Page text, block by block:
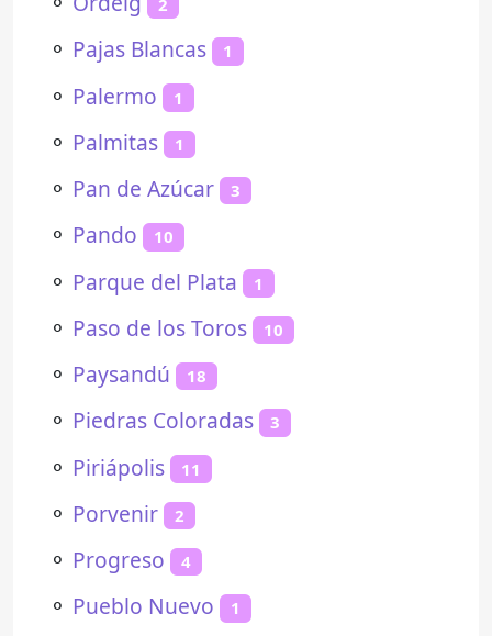
2
⚬ Pajas Blancas 1
⚬ Palermo 1
⚬ Palmitas 1
⚬ Pan de Azúcar 3
⚬ Pando 10
⚬ Parque del Plata 1
⚬ Paso de los Toros 10
⚬ Paysandú 18
⚬ Piedras Coloradas 3
⚬ Piriápolis 11
⚬ Porvenir 2
⚬ Progreso 4
⚬ Pueblo Nuevo 1